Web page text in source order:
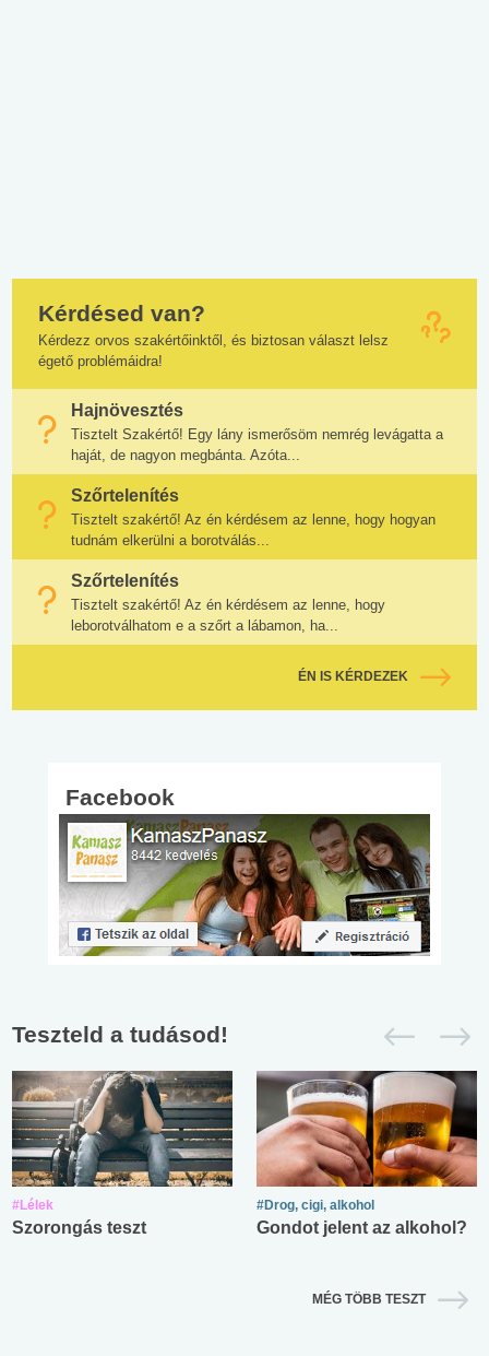
Kérdésed van?
Kérdezz orvos szakértőinktől, és biztosan választ lelsz
égető problémáidra!
Hajnövesztés
Tisztelt Szakértő! Egy lány ismerősöm nemrég levágatta a
haját, de nagyon megbánta. Azóta...
Szőrtelenítés
Tisztelt szakértő! Az én kérdésem az lenne, hogy hogyan
tudnám elkerülni a borotválás...
Szőrtelenítés
Tisztelt szakértő! Az én kérdésem az lenne, hogy
leborotválhatom e a szőrt a lábamon, ha...
ÉN IS KÉRDEZEK
Facebook
Teszteld a tudásod!
#Lélek
Szorongás teszt
#Drog, cigi, alkohol
Gondot jelent az alkohol?
MÉG TÖBB TESZT